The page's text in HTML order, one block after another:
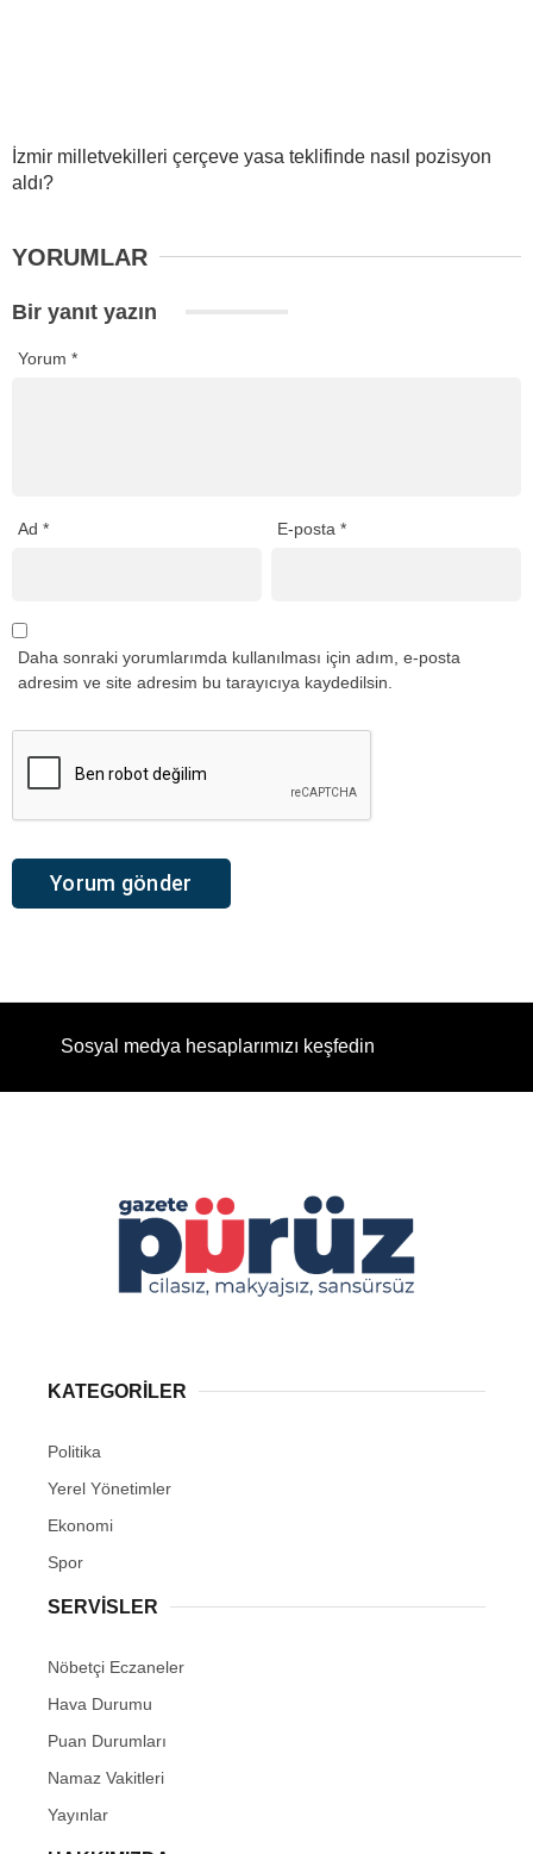
İzmir milletvekilleri çerçeve yasa teklifinde nasıl pozisyon
aldı?
YORUMLAR
Bir yanıt yazın
Yorum *
Ad * E-posta*
Daha sonraki yorumlarımda kullanılması için adım, e-posta
adresim ve site adresim bu tarayıcıya kaydedilsin.
Sosyal medya hesaplarımızı keşfedin
KATEGORİLER
Politika
Yerel Yönetimler
Ekonomi
Spor
SERVİSLER
Nöbetçi Eczaneler
Hava Durumu
Puan Durumları
Namaz Vakitleri
Yayınlar